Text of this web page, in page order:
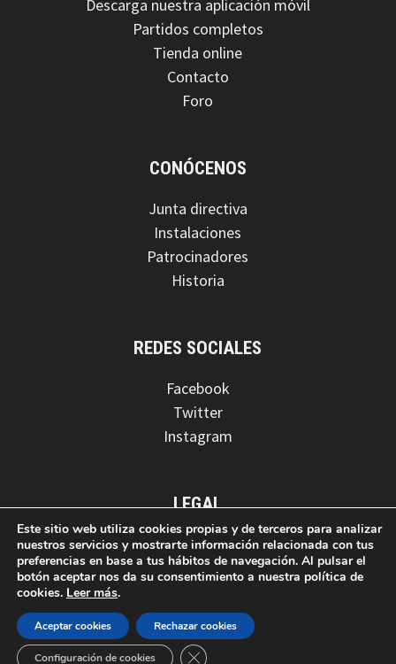
Descarga nuestra aplicación móvil
Partidos completos
Tienda online
Contacto
Foro
CONÓCENOS
Junta directiva
Instalaciones
Patrocinadores
Historia
REDES SOCIALES
Facebook
Twitter
Instagram
LEGAL
Aviso legal
Política de privacidad
Este sitio web utiliza cookies propias y de terceros para analizar
nuestros servicios y mostrarte información relacionada con tus
preferencias en base a tus hábitos de navegación. Al pulsar el
botón aceptar nos da su consentimiento a nuestra política de
cookies. Leer más.
Aceptar cookies Rechazar cookies
Configuración de cookies CERRAR EL BANNER DE